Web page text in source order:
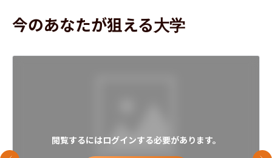
今のあなたが狙える大学
閲覧するにはログインする必要があります。